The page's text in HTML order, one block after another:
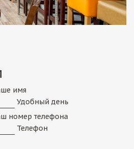
имя
Удобный день
номер телефона
Телефон